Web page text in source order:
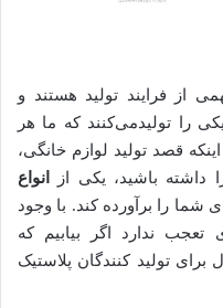
از فرایند تولید هستند و
را تولید­می‌کنند که ما هر
قصد تولید لوازم خانگی،
داشته باشید، یکی از
انواع
شما را برآورده کند. با وجود
تعجب ندارد اگر بیابیم که
برای تولید کنندگان پلاستیک